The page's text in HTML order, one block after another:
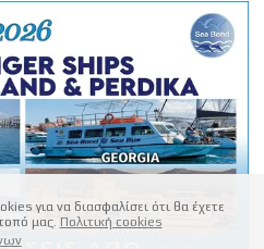
για να διασφαλίσει ότι θα έχετε
μας. Πολιτική cookies